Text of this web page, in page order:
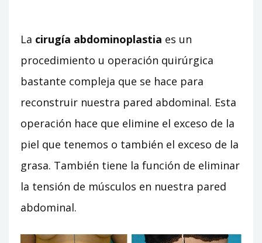
La cirugía abdominoplastia es un
procedimiento u operación quirúrgica
bastante compleja que se hace para
reconstruir nuestra pared abdominal. Esta
operación hace que elimine el exceso de la
piel que tenemos o también el exceso de la
grasa. También tiene la función de eliminar
la tensión de músculos en nuestra pared
abdominal.